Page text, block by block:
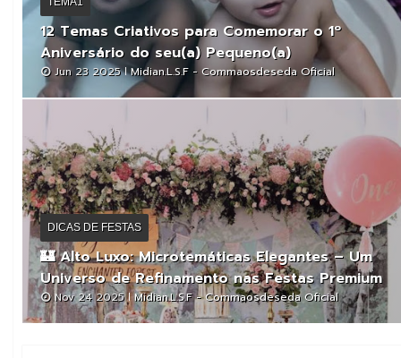
12 Temas Criativos para Comemorar o 1º
Aniversário do seu(a) Pequeno(a)
Jun 23 2025 Midian.L.S.F - Commaosdeseda Oficial
DICAS DE FESTAS
🏰 Alto Luxo: Microtemáticas Elegantes – Um
Universo de Refinamento nas Festas Premium
Nov 24 2025 Midian.L.S.F - Commaosdeseda Oficial